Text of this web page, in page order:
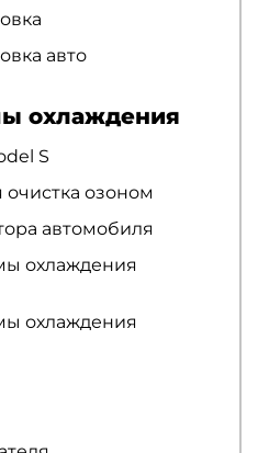
авто
охлаждения
S
озоном
автомобиля
охлаждения
охлаждения